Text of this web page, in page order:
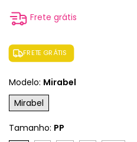
Frete grátis
FRETE GRÁTIS
Modelo: Mirabel
Mirabel
Tamanho: PP